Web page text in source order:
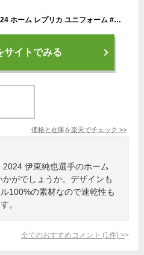
アディダス サッカー日本代表 2024 ホーム レプリカ ユニフォーム #14 伊東純也 KMW71-IU0964 ★ステンレスマグプレゼント★
サイトでみる
価格と在庫を楽天でチェック >>
伊東純也選手のホーム
がでしょうか。デザインも
100%の素材なので速乾性も
。
全てのおすすめコメント (1 件) >